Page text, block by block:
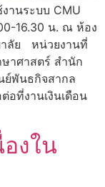
านระบบ CMU
16.30 น. ณ ห้อง
ลัย หน่วยงานที่
าศาสตร์ สำนัก
ย์พันธกิจสากล
อที่งานเงินเดือน
งใน